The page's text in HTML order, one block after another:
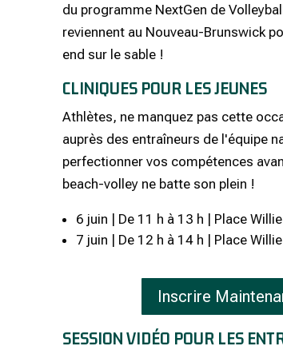
du programme NextGen de
reviennent au Nouveau-Brunswick
end sur le sable !
CLINIQUES POUR LES JEUNES
Athlètes, ne manquez pas cette
auprès des entraîneurs de l'équipe
perfectionner vos compétences
beach-volley ne batte son plein !
6 juin | De 11 h à 13 h | Place Willie
7 juin | De 12 h à 14 h | Place Willie
Inscrire
SESSION VIDÉO POUR LES